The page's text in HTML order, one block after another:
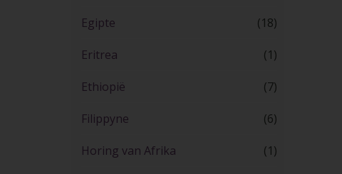
Egipte (18)
Eritrea (1)
Ethiopië (7)
Filippyne (6)
Horing van Afrika (1)